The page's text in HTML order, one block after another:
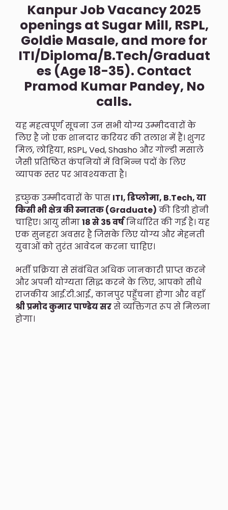
Kanpur Job Vacancy 2025
openings at Sugar Mill, RSPL,
Goldie Masale, and more for
ITI/Diploma/B.Tech/Graduat
es (Age 18-35). Contact
Pramod Kumar Pandey, No
calls.
यह महत्वपूर्ण सूचना उन सभी योग्य उम्मीदवारों के
लिए है जो एक शानदार करियर की तलाश में हैं। शुगर
मिल, लोहिया, RSPL, Ved, Shasho और गोल्डी मसाले
जैसी प्रतिष्ठित कंपनियों में विभिन्न पदों के लिए
व्यापक स्तर पर आवश्यकता है।
​इच्छुक उम्मीदवारों के पास ITI, डिप्लोमा, B.Tech, या
किसी भी क्षेत्र की स्नातक (Graduate) की डिग्री होनी
चाहिए। आयु सीमा18 से 35 वर्षनिर्धारित की गई है। यह
एक सुनहरा अवसर है जिसके लिए योग्य और मेहनती
युवाओं को तुरंत आवेदन करना चाहिए।
​भर्ती प्रक्रिया से संबंधित अधिक जानकारी प्राप्त करने
और अपनी योग्यता सिद्ध करने के लिए, आपको सीधे
राजकीय आई.टी.आई., कानपुर पहुँचना होगा और वहाँ
श्री प्रमोद कुमार पाण्डेय सरसे व्यक्तिगत रूप से मिलना
होगा।